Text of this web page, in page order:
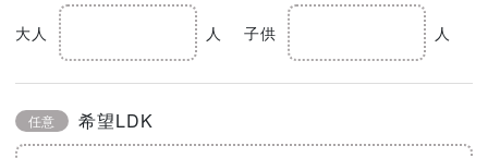
大人 人 子供 人
任意 希望LDK